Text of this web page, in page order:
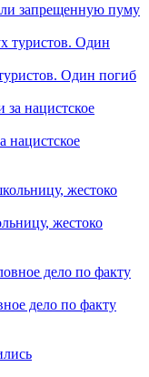
запрещенную пуму
Один погиб
нацистское
жестоко
дело по факту